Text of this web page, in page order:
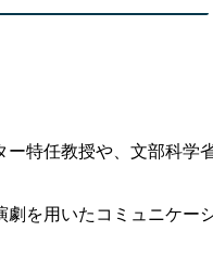
特任教授や、文部科学
を用いたコミュニケー